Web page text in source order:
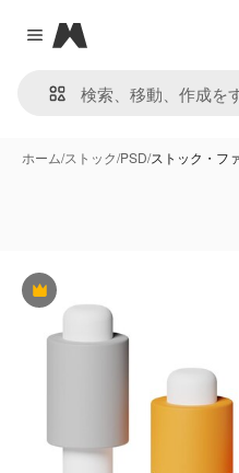
Close menu
Magnific
ホーム/ストック/PSD/ストック・フ
Premium